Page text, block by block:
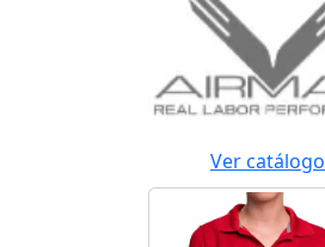
Ver catálogo